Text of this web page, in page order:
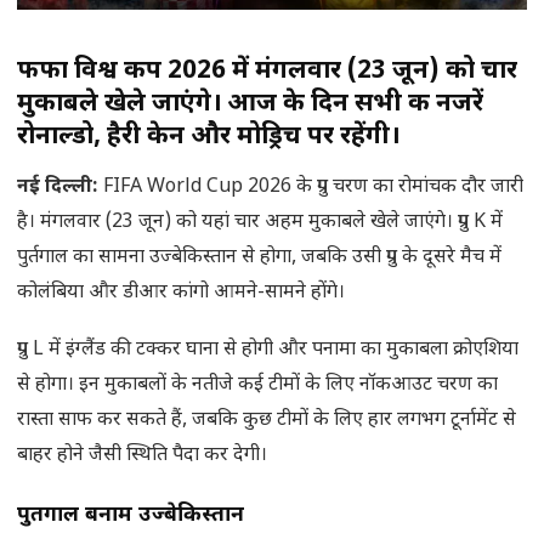
फीफा विश्व कप 2026 में मंगलवार (23 जून) को चार
मुकाबले खेले जाएंगे। आज के दिन सभी की नजरें
रोनाल्डो, हैरी केन और मोड्रिच पर रहेंगी।
नई दिल्ली: FIFA World Cup 2026 के ग्रुप चरण का रोमांचक दौर जारी
है। मंगलवार (23 जून) को यहां चार अहम मुकाबले खेले जाएंगे। ग्रुप K में
पुर्तगाल का सामना उज्बेकिस्तान से होगा, जबकि उसी ग्रुप के दूसरे मैच में
कोलंबिया और डीआर कांगो आमने-सामने होंगे।
ग्रुप L में इंग्लैंड की टक्कर घाना से होगी और पनामा का मुकाबला क्रोएशिया
से होगा। इन मुकाबलों के नतीजे कई टीमों के लिए नॉकआउट चरण का
रास्ता साफ कर सकते हैं, जबकि कुछ टीमों के लिए हार लगभग टूर्नामेंट से
बाहर होने जैसी स्थिति पैदा कर देगी।
पुर्तगाल बनाम उज्बेकिस्तान